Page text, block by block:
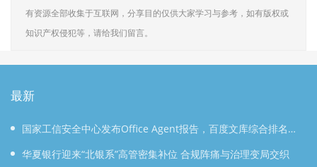
有资源全部收集于互联网，分享目的仅供大家学习与参考，如有版权或
知识产权侵犯等，请给我们留言。
最新
国家工信安全中心发布Office Agent报告，百度文库综合排名第
一 华夏银行迎来“北银系”高管密集补位 合规阵痛与治理变局交织